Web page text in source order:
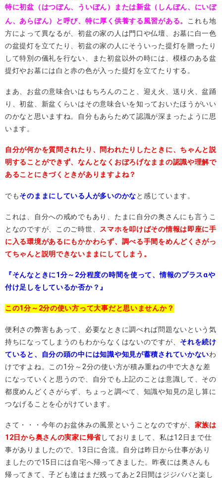
特に初盆（はつぼん、ういぼん）または新盆（しんぼん、にいぼ
ん、あらぼん）と呼び、特に厚く供養する風習がある。 これも地
方によって異なるが、初盆の家の人は門口や仏壇、お墓に白一色
の盆提灯を立てたり、初盆の家の人にそういった提灯を贈ったり
して特別の儀礼を行ない、また初盆以外の時には、模様のある盆
提灯やお墓には白と赤の色が入った提灯を立てたりする。
まあ、お盆の意味合いはもちろんのこと、迎え火、送り火、盆踊
り、初盆、新盆くらいはその意味合いを知っておいたほうがいい
のかなと思いますね。自分もあらためて認識が深まったように思
います。
自分が何かを質問されたり、問われたりしたときに、ちゃんと説
明することができず、なんとなくおぼろげなままの認識や理解で
あることにきづくときがありますよね？
でもそのままにしている人が多いのかなと感じています。
これは、自分への戒めでもあり、たまに自分の奥さんにも言うこ
となのですが、このご時世、 スマホを叩けばその情報は即座に手
に入る環境があるにもかかわらず、調べる手間をめんどくさがっ
てちゃんと説明できないままにしてしまう。
『そんなときに1分～2分程度の時間を使って、情報のプラスαや
付け足しをしているか否か？』
この1分～2分の使い方って大事だと思いませんか？
便利さの弊害もあって、必要なときに調べれば問題ないという気
持ちになってしまうのもわからなくはないのですが、 それを続け
ていると、自分の頭の中には知識や知見が蓄積されていかないわ
けですよね。この1分～2分の使い方が積み重ねの中で大きな差
になっていくと思うので、自分でも上記のことは意識して、その
都度めんどくさがらず、ちょっと調べて、知識や知見の足し算に
つなげることを心がけています。
さて・・・今年のお盆休みの風景ということなのですが、 家族は
12日から奥さんの実家に帰省しておりまして、私は12日まで仕
事がありましたので、13日に合流。自分は昨日から仕事があり
ましたので15日には自宅へ帰ってきました。昨夜には奥さんも
帰ってきて、子ども達はまだ残ってあと2日間はジジババと楽し